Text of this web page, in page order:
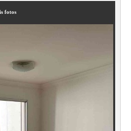
fotos